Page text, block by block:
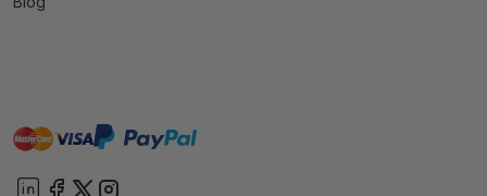
mastervisa paypal